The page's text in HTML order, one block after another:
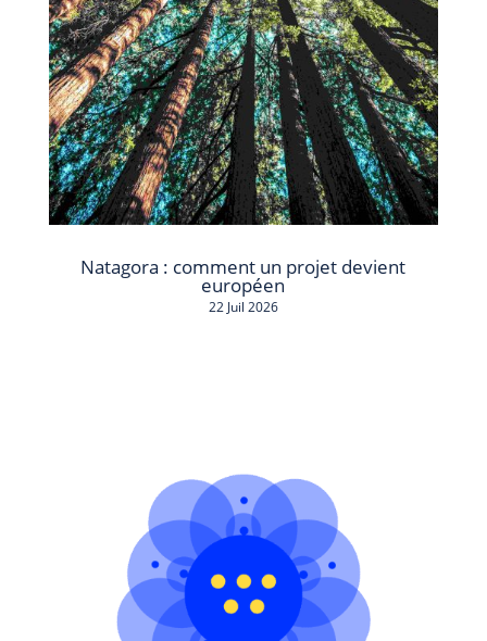
Natagora : comment un projet devient
européen
22 Juil 2026